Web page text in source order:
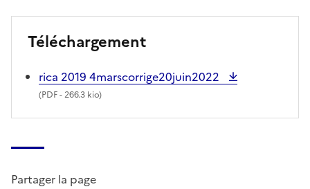
Téléchargement
rica 2019 4marscorrige20juin2022
(PDF- 266.3 kio)
Partager la page